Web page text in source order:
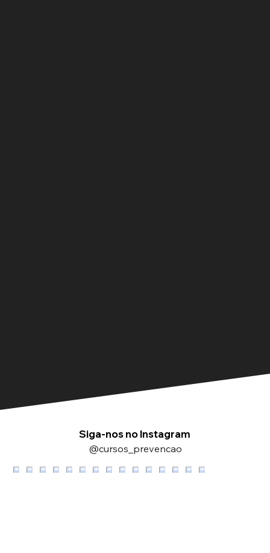
Siga-nos no Instagram
@cursos_prevencao